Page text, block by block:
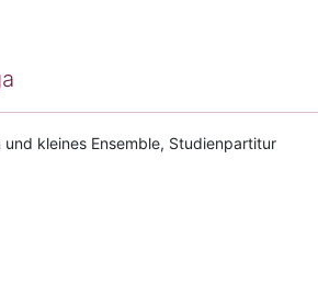
kleines Ensemble, Studienpartitur